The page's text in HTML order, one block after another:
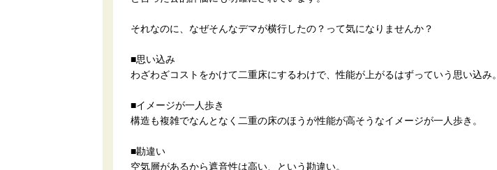
それなのに、なぜそんなデマが横行したの？って気になりませんか？
■思い込み
わざわざコストをかけて二重床にするわけで、性能が上がるはずっていう思い込み。
■イメージが一人歩き
構造も複雑でなんとなく二重の床のほうが性能が高そうなイメージが一人歩き。
■勘違い
空気層があるから遮音性は高い、という勘違い。